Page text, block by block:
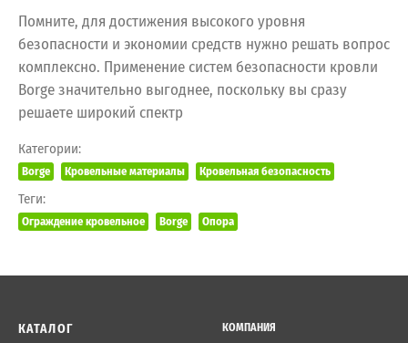
Помните, для достижения высокого уровня
безопасности и экономии средств нужно решать вопрос
комплексно. Применение систем безопасности кровли
Borge значительно выгоднее, поскольку вы сразу
решаете широкий спектр
Категории:
Borge Кровельные материалы Кровельная безопасность
Теги:
Ограждение кровельное Borge Опора
КАТАЛОГ
КОМПАНИЯ